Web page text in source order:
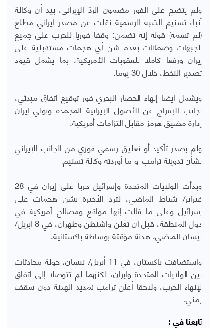
ولم يتضح على الفور مضمون الردّ الإيراني، بيد أن وكالة
أنباء تسنيم الشبه الرسمية نقلت عن مصدر إيراني مطلع
(لم تسمه) قوله إنه تضمن: وقفا فوريا للحرب على جميع
الجبهات وضمانات بعدم شن أي هجمات مستقبلية على
إيران ورفعا كاملا للعقوبات الأمريكية، بما يشمل قيود
تصدير النفط، خلال 30 يوما.
ويشمل أيضا إنهاء الحصار البحري فور توقيع اتفاق مبدئي،
بجانب الإفراج عن الأصول الإيرانية المجمدة وتولي إيران
إدارة مضيق هرمز مقابل التزامات أمريكية.
ولم يصدر تأكيد أو تعليق رسمي فوري من الجانب الإيراني
بشأن تدوينة ترامب أو ما أوردته وكالة تسنيم.
وبدأت الولايات المتحدة وإسرائيل حربا على إيران في 28
فبراير/ شباط الماضي، لترد الأخيرة بشن هجمات على
إسرائيل وعلى ما قالت إنها مواقع ومصالح أمريكية في
دول المنطقة، قبل أن تعلن واشنطن وطهران، في 8 أبريل/
نيسان الماضي، هدنة مؤقتة بوساطة باكستانية.
واستضافت باكستان، في 11 أبريل/ نيسان، جولة محادثات
بين الولايات المتحدة وإيران، لكنهما لم تتوصلا إلى اتفاق
لإنهاء الحرب، ولاحقا أعلن ترامب تمديد الهدنة دون سقف
زمني.
تابعنا في :